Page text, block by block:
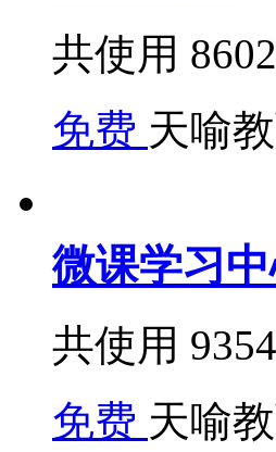
共使用
免费 天喻
微课学习
共使用
免费 天喻